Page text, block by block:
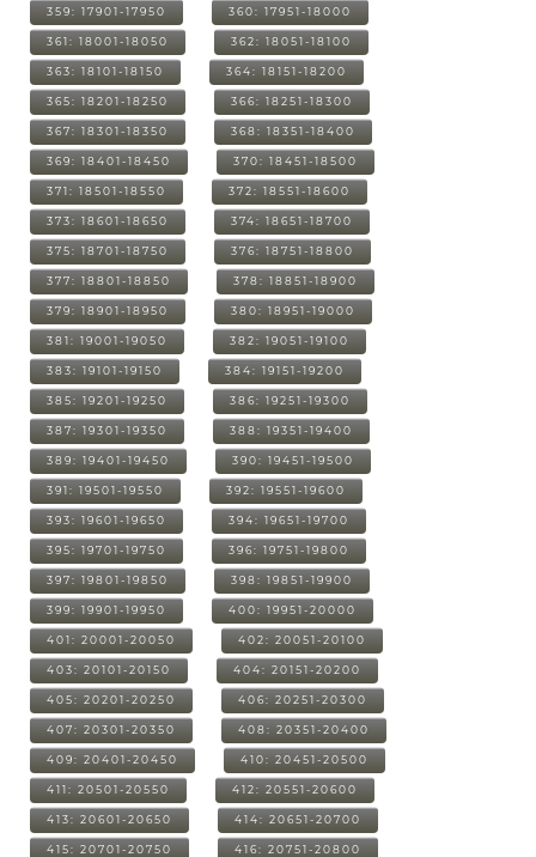
359: 17901-17950 360: 17951-18000
361: 18001-18050 362: 18051-18100
363: 18101-18150 364: 18151-18200
365: 18201-18250 366: 18251-18300
367: 18301-18350 368: 18351-18400
369: 18401-18450 370: 18451-18500
371: 18501-18550 372: 18551-18600
373: 18601-18650 374: 18651-18700
375: 18701-18750 376: 18751-18800
377: 18801-18850 378: 18851-18900
379: 18901-18950 380: 18951-19000
381: 19001-19050 382: 19051-19100
383: 19101-19150 384: 19151-19200
385: 19201-19250 386: 19251-19300
387: 19301-19350 388: 19351-19400
389: 19401-19450 390: 19451-19500
391: 19501-19550 392: 19551-19600
393: 19601-19650 394: 19651-19700
395: 19701-19750 396: 19751-19800
397: 19801-19850 398: 19851-19900
399: 19901-19950 400: 19951-20000
401: 20001-20050 402: 20051-20100
403: 20101-20150 404: 20151-20200
405: 20201-20250 406: 20251-20300
407: 20301-20350 408: 20351-20400
409: 20401-20450 410: 20451-20500
411: 20501-20550 412: 20551-20600
413: 20601-20650 414: 20651-20700
415: 20701-20750 416: 20751-20800